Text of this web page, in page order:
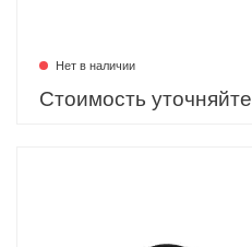
Нет в наличии
Стоимость уточняйте